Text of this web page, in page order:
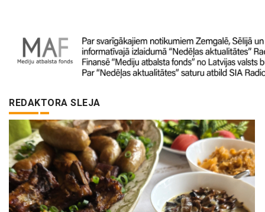
REDAKTORA SLEJA